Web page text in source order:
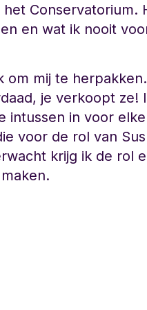
Conservatorium.
en wat ik nooit
om mij te
je verkoopt ze!
intussen in voor
voor de rol van
krijg ik de rol